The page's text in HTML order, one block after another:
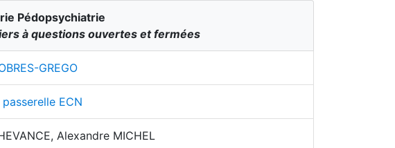
Pédopsychiatrie
à questions ouvertes et fermées
GREGO
ECN
Alexandre MICHEL